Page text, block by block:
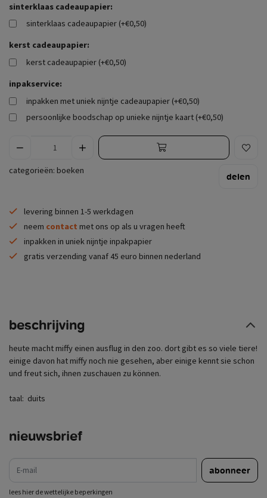
sinterklaas cadeaupapier:
sinterklaas cadeaupapier (+€0,50)
kerst cadeaupapier:
kerst cadeaupapier (+€0,50)
inpakservice:
inpakken met uniek nijntje cadeaupapier (+€0,50)
persoonlijke boodschap op unieke nijntje kaart (+€0,50)
categorieën: boeken
delen
levering binnen 1-5 werkdagen
neem contact met ons op als u vragen heeft
inpakken in uniek nijntje inpakpapier
gratis verzending vanaf 45 euro binnen nederland
beschrijving
heute macht miffy einen ausflug in den zoo. dort gibt es so viele tiere!
einige davon hat miffy noch nie gesehen, aber einige kennt sie schon
und freut sich, ihnen zuschauen zu können.
taal: ‎ duits
nieuwsbrief
abonneer
lees hier de wettelijke beperkingen